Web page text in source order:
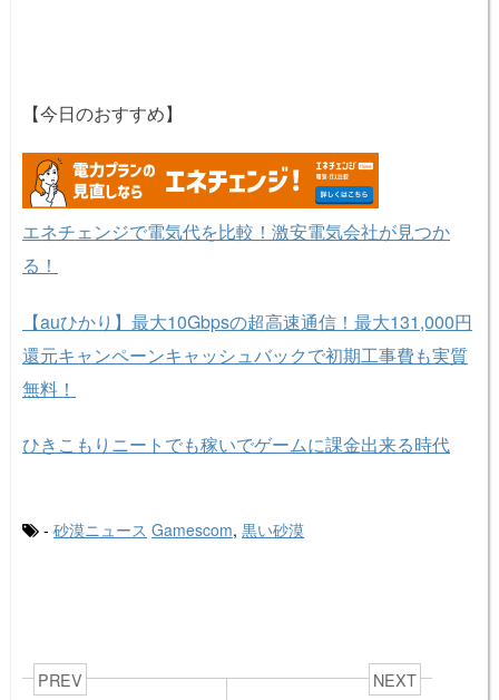
【今日のおすすめ】
エネチェンジで電気代を比較！激安電気会社が見つか
る！
【auひかり】最大10Gbpsの超高速通信！最大131,000円
還元キャンペーンキャッシュバックで初期工事費も実質
無料！
ひきこもりニートでも稼いでゲームに課金出来る時代
- 砂漠ニュース Gamescom, 黒い砂漠
PREV NEXT